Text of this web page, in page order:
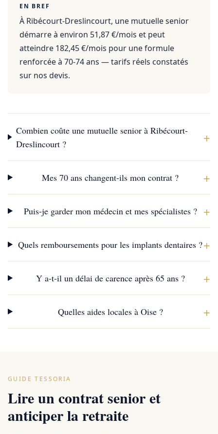
EN BREF
À Ribécourt-Dreslincourt, une mutuelle senior
démarre à environ 51,87 €/mois et peut
atteindre 182,45 €/mois pour une formule
renforcée à 70-74 ans — tarifs réels constatés
sur nos devis.
Combien coûte une mutuelle senior à Ribécourt-
Dreslincourt ?
+
Mes 70 ans changent-ils mon contrat ? +
Puis-je garder mon médecin et mes spécialistes ? +
Quels remboursements pour les implants dentaires ?+
Y a-t-il un délai de carence après 65 ans ? +
Quelles aides locales à Oise ? +
GUIDE TESSORIA
Lire un contrat senior et
anticiper la retraite